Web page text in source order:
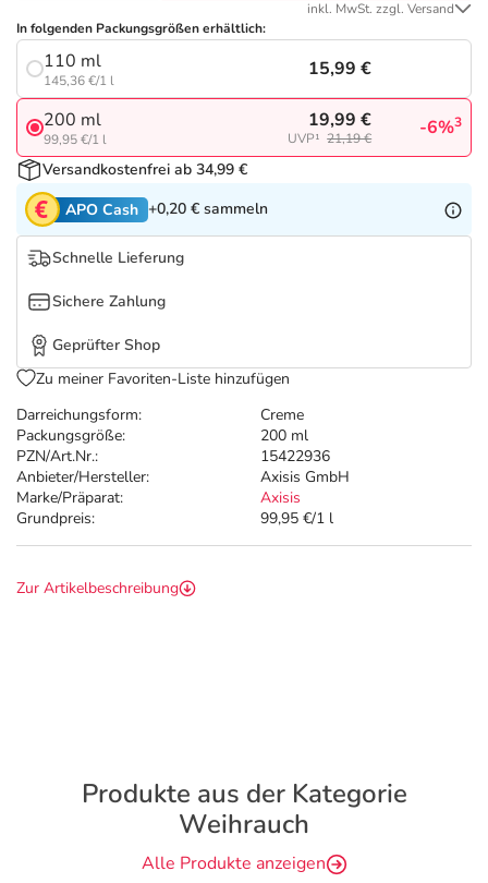
Tierapotheke
Vitamine & Mineralstoffe
Marken
Salus Deals
Darreichungsform:
Creme
Packungsgröße:
200 ml
PZN/Art.Nr.:
15422936
Anbieter/Hersteller:
Axisis GmbH
Marke/Präparat:
Axisis
Grundpreis:
99,95 €/1 l
inkl. MwSt. zzgl. Versand
In folgenden Packungsgrößen erhältlich:
110 ml
145,36 €/1 l
15,99 €
200 ml
99,95 €/1 l
19,99 €
UVP¹ 21,19 € -6%3
Versandkostenfrei ab 34,99 €
APO Cash +0,20 € sammeln
Schnelle Lieferung
Sichere Zahlung
Geprüfter Shop
Zu meiner Favoriten-Liste hinzufügen
Zur Artikelbeschreibung
Produkte aus der Kategorie
Weihrauch
Alle Produkte anzeigen